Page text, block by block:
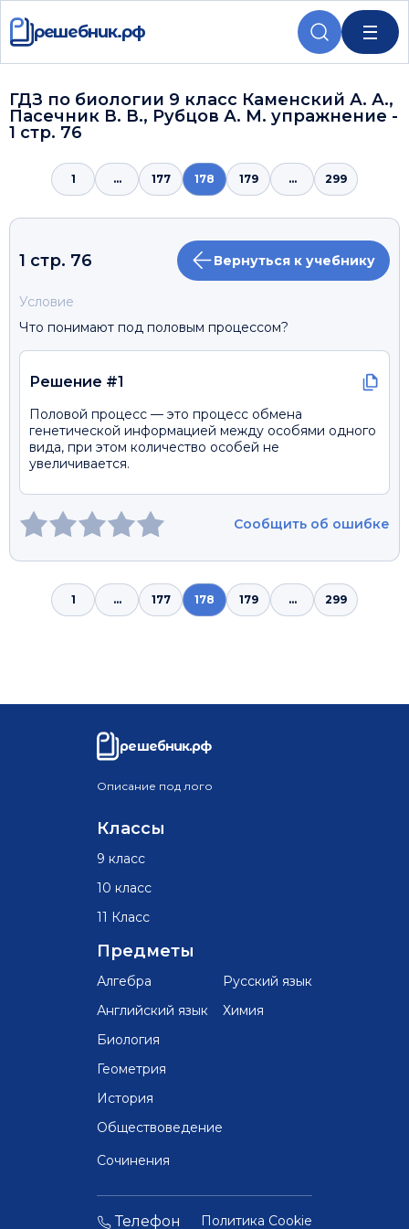
решебник.рф
ГДЗ по биологии 9 класс Каменский А. А.,
Пасечник В. В., Рубцов А. М. упражнение -
1 стр. 76
1 ... 177 178 179 ... 299
1 стр. 76 Вернуться к учебнику
Условие
Что понимают под половым процессом?
Решение #1
Половой процесс — это процесс обмена
генетической информацией между особями одного
вида, при этом количество особей не
увеличивается.
Сообщить об ошибке
1 ... 177 178 179 ... 299
решебник.рф
Описание под лого
Классы
9 класс
10 класс
11 Класс
Предметы
Алгебра
Английский язык
Биология
Геометрия
История
Обществоведение
Русский язык
Химия
Сочинения
Политика Cookie
Телефон